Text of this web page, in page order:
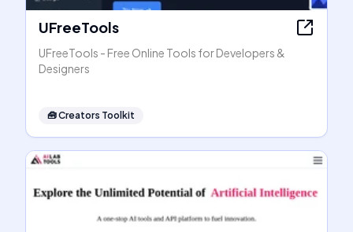
UFreeTools
UFreeTools - Free Online Tools for Developers &
Designers
🧰Creators Toolkit